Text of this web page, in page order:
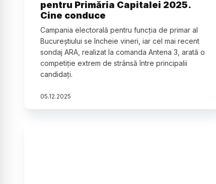
pentru Primăria Capitalei 2025.
Cine conduce
Campania electorală pentru funcția de primar al
Bucureștiului se încheie vineri, iar cel mai recent
sondaj ARA, realizat la comanda Antena 3, arată o
competiție extrem de strânsă între principalii
candidați.
05.12.2025